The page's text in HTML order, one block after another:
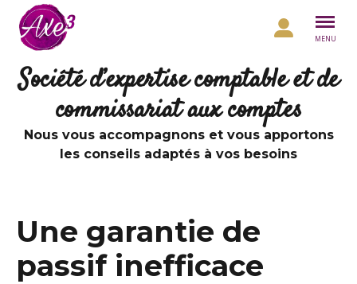
Aller au contenu
MENU
Société d’expertise comptable et de
commissariat aux comptes
Nous vous accompagnons et vous apportons
les conseils adaptés à vos besoins
Une garantie de
passif inefficace